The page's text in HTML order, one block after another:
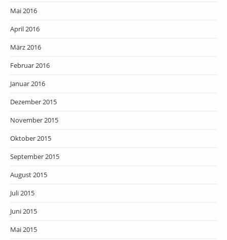
Mai 2016
April 2016
März 2016
Februar 2016
Januar 2016
Dezember 2015
November 2015
Oktober 2015
September 2015
August 2015
Juli 2015
Juni 2015
Mai 2015